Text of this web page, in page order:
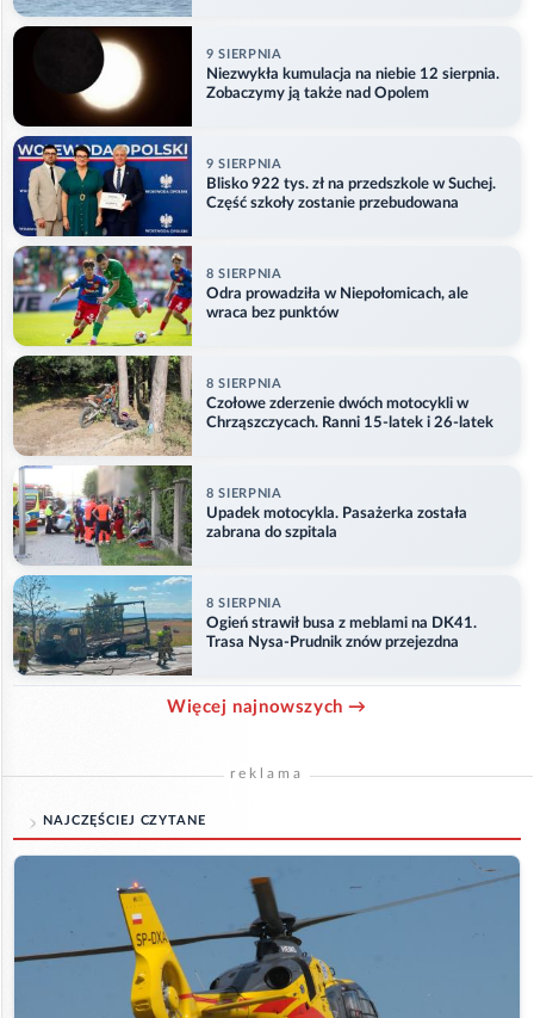
9 SIERPNIA
Niezwykła kumulacja na niebie 12 sierpnia.
Zobaczymy ją także nad Opolem
9 SIERPNIA
Blisko 922 tys. zł na przedszkole w Suchej.
Część szkoły zostanie przebudowana
8 SIERPNIA
Odra prowadziła w Niepołomicach, ale
wraca bez punktów
8 SIERPNIA
Czołowe zderzenie dwóch motocykli w
Chrząszczycach. Ranni 15-latek i 26-latek
8 SIERPNIA
Upadek motocykla. Pasażerka została
zabrana do szpitala
8 SIERPNIA
Ogień strawił busa z meblami na DK41.
Trasa Nysa-Prudnik znów przejezdna
Więcej najnowszych →
reklama
NAJCZĘŚCIEJ CZYTANE